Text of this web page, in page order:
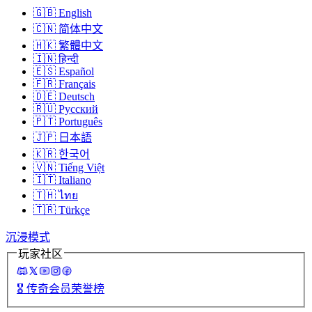
🇬🇧 English
🇨🇳 简体中文
🇭🇰 繁體中文
🇮🇳 हिन्दी
🇪🇸 Español
🇫🇷 Français
🇩🇪 Deutsch
🇷🇺 Русский
🇵🇹 Português
🇯🇵 日本語
🇰🇷 한국어
🇻🇳 Tiếng Việt
🇮🇹 Italiano
🇹🇭 ไทย
🇹🇷 Türkçe
沉浸模式
玩家社区
🎖️ 传奇会员荣誉榜